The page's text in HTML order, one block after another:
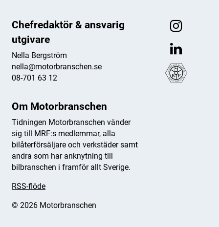
Om Motorbranschen
Tidningen Motorbranschen vänder
sig till MRF:s medlemmar, alla
bilåterförsäljare och verkstäder samt
andra som har anknytning till
bilbranschen i framför allt Sverige.
RSS-flöde
© 2026 Motorbranschen
Chefredaktör & ansvarig
utgivare
Nella Bergström
nella@motorbranschen.se
08-701 63 12